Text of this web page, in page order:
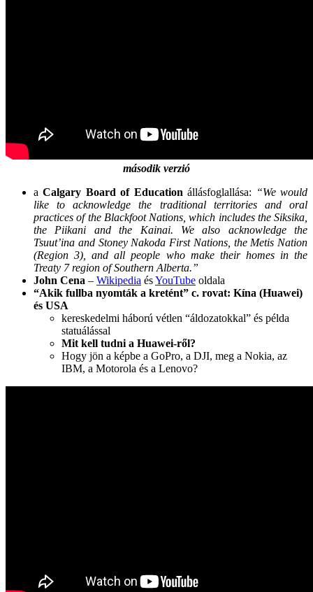
második verzió
aCalgary Board of Education állásfoglallása: “We would
like to acknowledge the traditional territories and oral
practices of the Blackfoot Nations, which includes the Siksika,
the Piikani and the Kainai. We also acknowledge the
Tsuut’ina and Stoney Nakoda First Nations, the Metis Nation
(Region 3), and all people who make their homes in the
Treaty 7 region of Southern Alberta.”
John Cena – Wikipedia ésYouTube oldala
“Akik fullba nyomták a kretént” c. rovat: Kína (Huawei)
és USA
kereskedelmi háború vétlen “áldozatokkal” és példa
statuálással
Mit kell tudni a Huawei-ről?
Hogy jön a képbe a GoPro, a DJI, meg a Nokia, az
IBM, a Motorola és a Lenovo?